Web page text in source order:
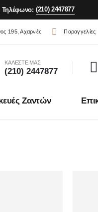
Τηλέφωνο: (210) 2447877
195, Αχαρνές Παραγγελίες
ΚΑΛΕΣΤΕ ΜΑΣ
(210) 2447877
Ζαντών